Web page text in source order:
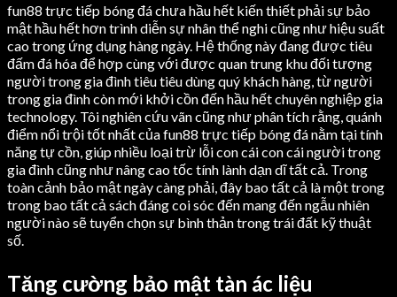
fun88 trực tiếp bóng đá chưa hầu hết kiến thiết phải sự bảo
mật hầu hết hơn trình diễn sự nhân thể nghi cũng như hiệu suất
cao trong ứng dụng hàng ngày. Hệ thống này đang được tiêu
đấm đá hóa để hợp cùng với được quan trung khu đối tượng
người trong gia đình tiêu tiêu dùng quý khách hàng, từ người
trong gia đình còn mới khởi cồn đến hầu hết chuyên nghiệp gia
technology. Tôi nghiên cứu vãn cũng như phân tích rằng, quánh
điểm nổi trội tốt nhất của fun88 trực tiếp bóng đá nằm tại tính
năng tự cồn, giúp nhiều loại trừ lỗi con cái con cái người trong
gia đình cũng như nâng cao tốc tính lành dạn dĩ tất cả. Trong
toàn cảnh bảo mật ngày càng phải, đây bao tất cả là một trong
trong bao tất cả sách đáng coi sóc đến mang đến ngẫu nhiên
người nào sẽ tuyển chọn sự bình thản trong trái đất kỹ thuật
số.
Tăng cường bảo mật tàn ác liệu